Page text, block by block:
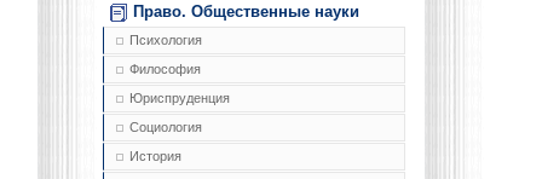
Право. Общественные науки
Психология
Философия
Юриспруденция
Социология
История